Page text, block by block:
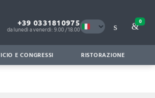
+39 0331810975
da lunedì a venerdì: 9.00 / 18.00
0
E CONGRESSI RISTORAZIONE